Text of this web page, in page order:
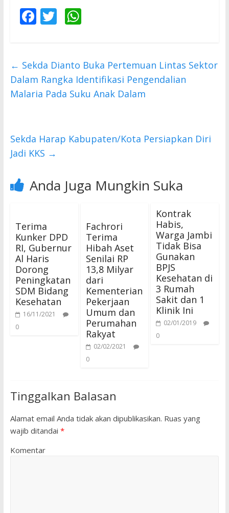
F
b
o
o
T
er
W
s
A
p
← Sekda Dianto Buka Pertemuan Lintas Sektor
Dalam Rangka Identifikasi Pengendalian
Malaria Pada Suku Anak Dalam
Sekda Harap Kabupaten/Kota Persiapkan Diri
Jadi KKS →
Anda Juga Mungkin Suka
Terima
Kunker DPD
RI, Gubernur
Al Haris
Dorong
Peningkatan
SDM Bidang
Kesehatan
16/11/2021
0
Fachrori
Terima
Hibah Aset
Senilai RP
13,8 Milyar
dari
Kementerian
Pekerjaan
Umum dan
Perumahan
Rakyat
02/02/2021
0
Kontrak
Habis,
Warga Jambi
Tidak Bisa
Gunakan
BPJS
Kesehatan di
3 Rumah
Sakit dan 1
Klinik Ini
02/01/2019
0
Tinggalkan Balasan
Alamat email Anda tidak akan dipublikasikan. Ruas yang
wajib ditandai *
Komentar